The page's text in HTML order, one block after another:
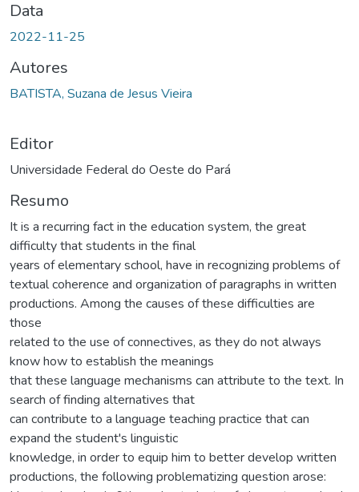
Data
2022-11-25
Autores
BATISTA, Suzana de Jesus Vieira
Editor
Universidade Federal do Oeste do Pará
Resumo
It is a recurring fact in the education system, the great
difficulty that students in the final
years of elementary school, have in recognizing problems of
textual coherence and organization of paragraphs in written
productions. Among the causes of these difficulties are
those
related to the use of connectives, as they do not always
know how to establish the meanings
that these language mechanisms can attribute to the text. In
search of finding alternatives that
can contribute to a language teaching practice that can
expand the student's linguistic
knowledge, in order to equip him to better develop written
productions, the following problematizing question arose: